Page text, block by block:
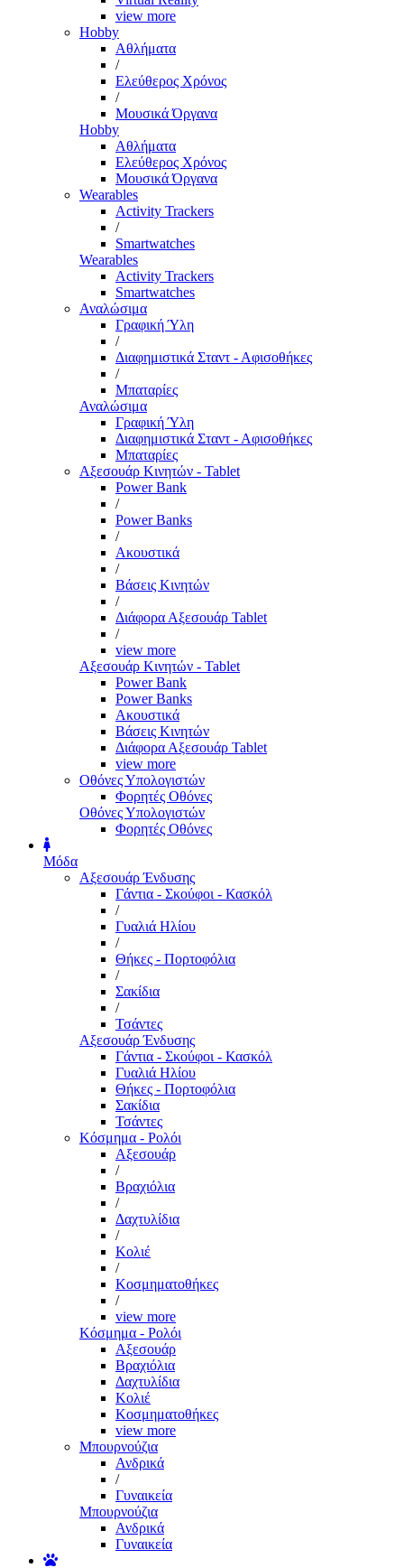
view more
Hobby
Αθλήματα
/
Ελεύθερος Χρόνος
/
Μουσικά Όργανα
Hobby
Αθλήματα
Ελεύθερος Χρόνος
Μουσικά Όργανα
Wearables
Activity Trackers
/
Smartwatches
Wearables
Activity Trackers
Smartwatches
Αναλώσιμα
Γραφική Ύλη
/
Διαφημιστικά Σταντ - Αφισοθήκες
/
Μπαταρίες
Αναλώσιμα
Γραφική Ύλη
Διαφημιστικά Σταντ - Αφισοθήκες
Μπαταρίες
Αξεσουάρ Κινητών - Tablet
Power Bank
/
Power Banks
/
Ακουστικά
/
Βάσεις Κινητών
/
Διάφορα Αξεσουάρ Tablet
/
view more
Αξεσουάρ Κινητών - Tablet
Power Bank
Power Banks
Ακουστικά
Βάσεις Κινητών
Διάφορα Αξεσουάρ Tablet
view more
Οθόνες Υπολογιστών
Φορητές Οθόνες
Οθόνες Υπολογιστών
Φορητές Οθόνες
Μόδα
Αξεσουάρ Ένδυσης
Γάντια - Σκούφοι - Κασκόλ
/
Γυαλιά Ηλίου
/
Θήκες - Πορτοφόλια
/
Σακίδια
/
Τσάντες
Αξεσουάρ Ένδυσης
Γάντια - Σκούφοι - Κασκόλ
Γυαλιά Ηλίου
Θήκες - Πορτοφόλια
Σακίδια
Τσάντες
Κόσμημα - Ρολόι
Αξεσουάρ
/
Βραχιόλια
/
Δαχτυλίδια
/
Κολιέ
/
Κοσμηματοθήκες
/
view more
Κόσμημα - Ρολόι
Αξεσουάρ
Βραχιόλια
Δαχτυλίδια
Κολιέ
Κοσμηματοθήκες
view more
Μπουρνούζια
Ανδρικά
/
Γυναικεία
Μπουρνούζια
Ανδρικά
Γυναικεία